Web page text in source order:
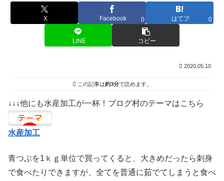
X Facebook 0 はてブ 0
LINE コピー
2020.05.10
この記事は約3分で読めます。
↓↓↓他にも水産加工が一杯！ブログ村のテーマはこちら
水産加工
青つぶを1ｋｇ単位で買ってくると、大きめだったら刺身
で食べたりできますが、全てを普通に茹でてしまうと食べ